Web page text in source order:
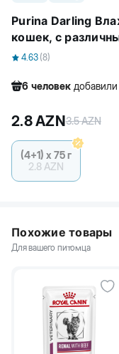
Purina Darling
кошек, с
4.63 (8)
6 человек
62 человек купили
добавили
2.8AZN3.5AZN
(4+1) x 75 г
2.8 AZN
Похожие товары
Для вашего питомца